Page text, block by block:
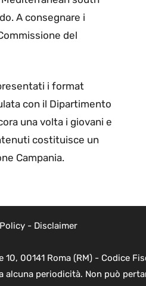
A consegnare i
del
i format
con il Dipartimento
una volta i giovani e
costituisce un
Campania.
- Disclaimer
00141 Roma (RM) - Codice
periodicità. Non può